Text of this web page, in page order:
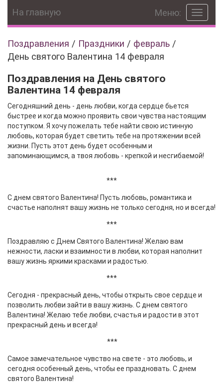
Toggle
На главную Меню:
Поздравления / Праздники / февраль /
День святого Валентина 14 февраля
Поздравления на День святого
Валентина 14 февраля
Сегодняшний день - день любви, когда сердце бьется
быстрее и когда можно проявить свои чувства настоящим
поступком. Я хочу пожелать тебе найти свою истинную
любовь, которая будет светить тебе на протяжении всей
жизни. Пусть этот день будет особенным и
запоминающимся, а твоя любовь - крепкой и несгибаемой!
***
С днем святого Валентина! Пусть любовь, романтика и
счастье наполнят вашу жизнь не только сегодня, но и всегда!
***
Поздравляю с Днем Святого Валентина! Желаю вам
нежности, ласки и взаимности в любви, которая наполнит
вашу жизнь яркими красками и радостью.
***
Сегодня - прекрасный день, чтобы открыть свое сердце и
позволить любви зайти в вашу жизнь. С днем святого
Валентина! Желаю тебе любви, счастья и радости в этот
прекрасный день и всегда!
***
Самое замечательное чувство на свете - это любовь, и
сегодня особенный день, чтобы ее праздновать. С днем
святого Валентина!